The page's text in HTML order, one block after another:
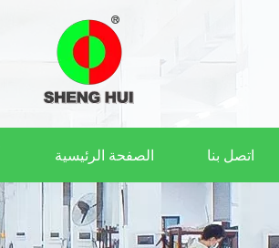
اتصل بنا الصفحة الرئيسية